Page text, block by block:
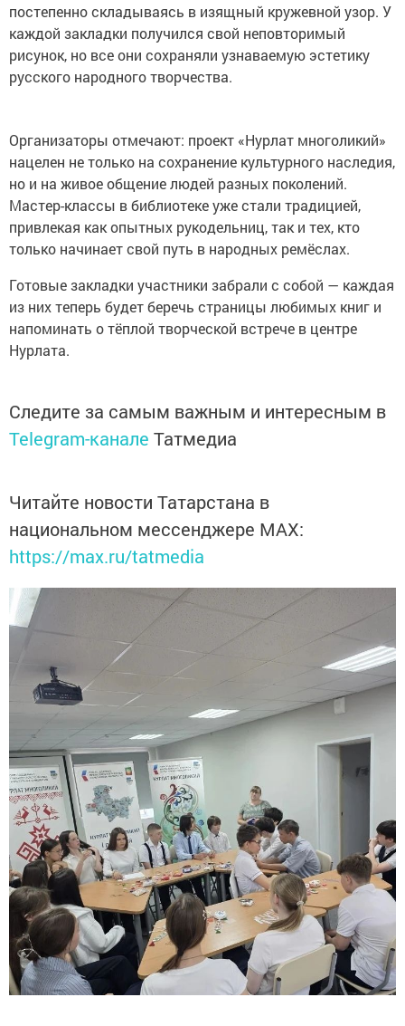
постепенно складываясь в изящный кружевной узор. У
каждой закладки получился свой неповторимый
рисунок, но все они сохраняли узнаваемую эстетику
русского народного творчества.
Организаторы отмечают: проект «Нурлат многоликий»
нацелен не только на сохранение культурного наследия,
но и на живое общение людей разных поколений.
Мастер-классы в библиотеке уже стали традицией,
привлекая как опытных рукодельниц, так и тех, кто
только начинает свой путь в народных ремёслах.
Готовые закладки участники забрали с собой — каждая
из них теперь будет беречь страницы любимых книг и
напоминать о тёплой творческой встрече в центре
Нурлата.
Следите за самым важным и интересным в
Telegram-канале Татмедиа
Читайте новости Татарстана в
национальном мессенджере MАХ:
https://max.ru/tatmedia